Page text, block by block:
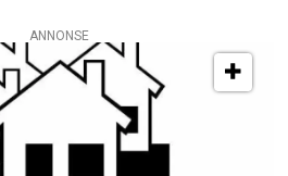
ANNONSE